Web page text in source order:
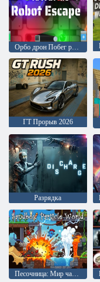
ГТ Прорыв 2026
Разрядка
Песочница: Мир частиц